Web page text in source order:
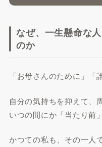
なぜ、一生懸命な
のか
「お母さんのために」「
自分の気持ちを抑えて、
いつの間にか「当たり前
かつての私も、その一人